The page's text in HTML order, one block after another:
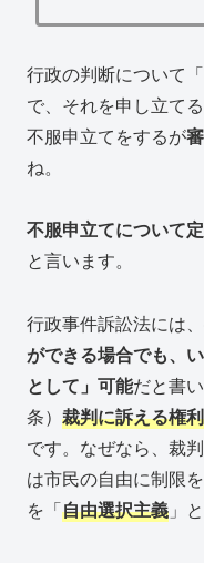
行政の判断について
で、それを申し立て
不服申立てをするが
ね。
不服申立てについて
と言います。
行政事件訴訟法には、
ができる場合でも、
として」可能だと書
条） 裁判に訴える権
です。なぜなら、裁
は市民の自由に制限
を「自由選択主義 」